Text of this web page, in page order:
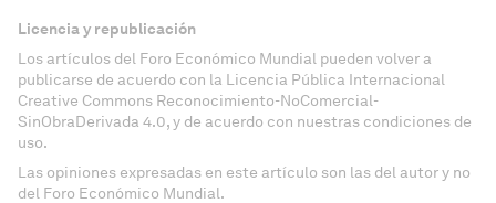
Licencia y republicación
Los artículos del Foro Económico Mundial pueden volver a
publicarse de acuerdo con la Licencia Pública Internacional
Creative Commons Reconocimiento-NoComercial-
SinObraDerivada 4.0, y de acuerdo con nuestras condiciones de
uso.
Las opiniones expresadas en este artículo son las del autor y no
del Foro Económico Mundial.